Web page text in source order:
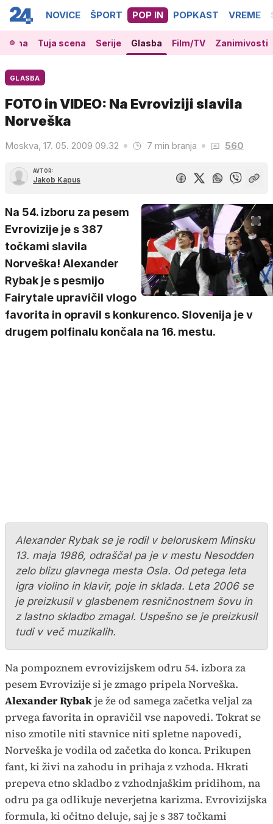
NOVICE ŠPORT POP IN POPKAST VREME
Tuja scena Serije Glasba Film/TV Zanimivosti
GLASBA
FOTO in VIDEO: Na Evroviziji slavila
Norveška
Moskva, 17. 05. 2009 09.32 7 min branja 560
AVTOR:
Jakob Kapus
Na 54. izboru za pesem
Evrovizije je s 387
točkami slavila
Norveška! Alexander
Rybak je s pesmijo
Fairytale upravičil vlogo
favorita in opravil s konkurenco. Slovenija je v
drugem polfinalu končala na 16. mestu.
Alexander Rybak se je rodil v beloruskem Minsku
13. maja 1986, odraščal pa je v mestu Nesodden
zelo blizu glavnega mesta Osla. Od petega leta
igra violino in klavir, poje in sklada. Leta 2006 se
je preizkusil v glasbenem resničnostnem šovu in
z lastno skladbo zmagal. Uspešno se je preizkusil
tudi v več muzikalih.
Na pompoznem evrovizijskem odru 54. izbora za
pesem Evrovizije si je zmago pripela Norveška.
Alexander Rybakje že od samega začetka veljal za
prvega favorita in opravičil vse napovedi. Tokrat se
niso zmotile niti stavnice niti spletne napovedi,
Norveška je vodila od začetka do konca. Prikupen
fant, ki živi na zahodu in prihaja z vzhoda. Hkrati
prepeva etno skladbo z vzhodnjaškim pridihom, na
odru pa ga odlikuje neverjetna karizma. Evrovizijska
formula, ki očitno deluje, saj je s 387 točkami